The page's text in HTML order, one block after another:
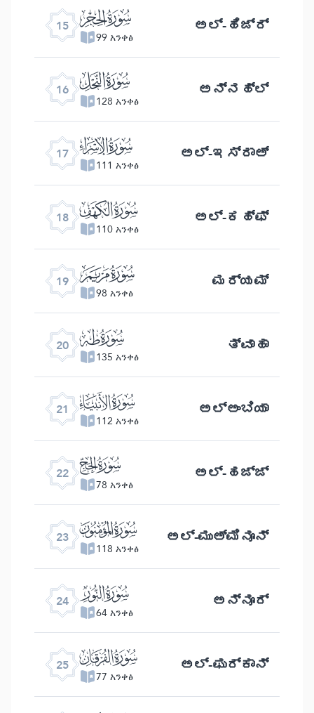
15 ﮛ
99 አንቀፅ ಅಲ್- ಹಿಜ್ರ್
16 ﮜ
128 አንቀፅ ಅನ್ನಹ್ಲ್
17 ﮝ
111 አንቀፅ ಅಲ್ -ಇಸ್ರಾಅ್
18 ﮞ
110 አንቀፅ ಅಲ್- ಕಹ್ಫ್
19 ﮟ
98 አንቀፅ ಮರ್ಯಮ್
20 ﮠ
135 አንቀፅ ತ್ವಾಹಾ
21 ﮡ
112 አንቀፅ ಅಲ್ ಅಂಬಿಯಾ
22 ﮢ
78 አንቀፅ ಅಲ್- ಹಜ್ಜ್
23 ﮣ
118 አንቀፅ ಅಲ್ -ಮುಅ್ ಮಿನೂನ್
24 ﮤ
64 አንቀፅ ಅನ್ನೂರ್
25 ﮥ
77 አንቀፅ ಅಲ್ -ಫುರ್ಕಾನ್